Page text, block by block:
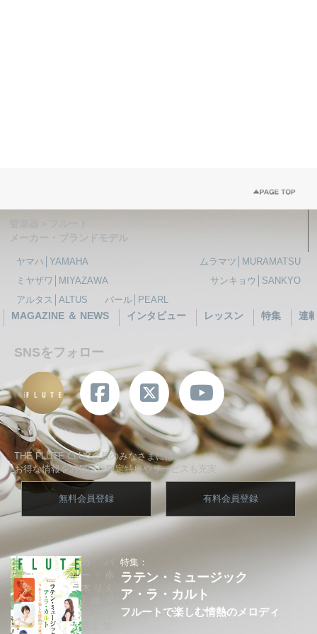
ヤマハ│YAMAHA
ムラマツ│MURAMATSU
ミヤザワ│MIYAZAWA
サンキョウ│SANKYO
アルタス│ALTUS
パール│PEARL
MAGAZINE ＆ NEWS インタビュー レッスン 特集 連
SNSをフォロー
THE FLUTE CLUB会員のみなさまには、
お得な情報をお届け、限定特典やサービスも充実
無料会員登録 有料会員登録
特集：
ラテン・ミュージック
ア・ラ・カルト
フルートで楽しむ情熱のメロディ
カバ
ー：赤
木りえ